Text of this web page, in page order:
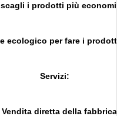
i prodotti più
ecologico per fare i
Servizi:
Vendita diretta della fabbrica